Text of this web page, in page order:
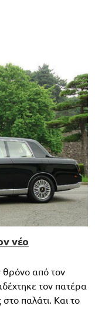
νέο
θρόνο από τον
τον πατέρα
παλάτι. Και το